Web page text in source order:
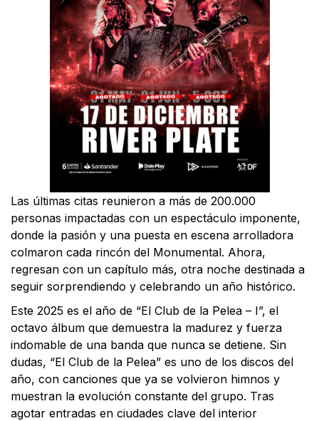
Las últimas citas reunieron a más de 200.000
personas impactadas con un espectáculo imponente,
donde la pasión y una puesta en escena arrolladora
colmaron cada rincón del Monumental. Ahora,
regresan con un capítulo más, otra noche destinada a
seguir sorprendiendo y celebrando un año histórico.
Este 2025 es el año de “El Club de la Pelea – I”, el
octavo álbum que demuestra la madurez y fuerza
indomable de una banda que nunca se detiene. Sin
dudas, “El Club de la Pelea” es uno de los discos del
año, con canciones que ya se volvieron himnos y
muestran la evolución constante del grupo. Tras
agotar entradas en ciudades clave del interior